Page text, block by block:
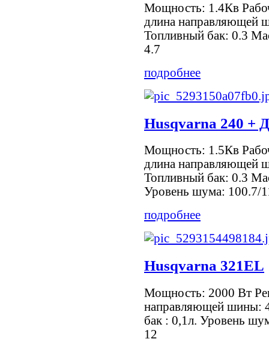
Мощность: 1.4Кв
длина направляющей
Топливный бак: 0.3
4.7
подробнее
Husqvarna 240 +
Мощность: 1.5Кв
длина направляющей
Топливный бак: 0.3
Уровень шума: 100.7/
подробнее
Husqvarna 321EL
Мощность: 2000 Вт
направляющей шины:
бак : 0,1л. Уровень
12